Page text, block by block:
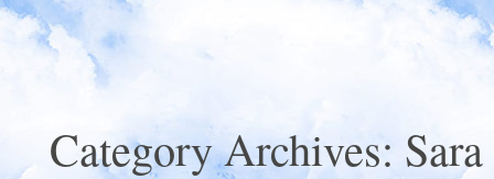
Category Archives: Sara